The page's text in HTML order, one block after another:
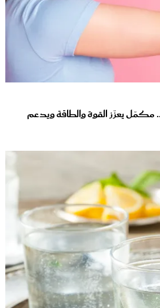
مكمّل يعزّز القوة والطاقة ويدعم